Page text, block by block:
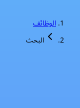
الوظائف
البحث